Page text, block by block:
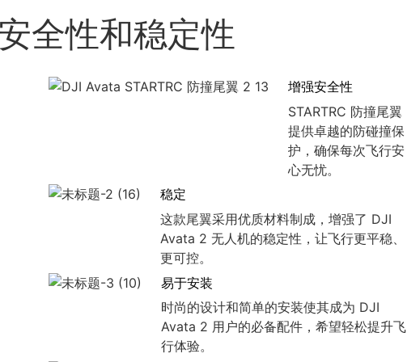
全性和稳定性
增强安全性
STARTRC 防撞尾翼
提供卓越的防碰撞保
护，确保每次飞行安
心无忧。
稳定
这款尾翼采用优质材料制成，增强了 DJI
Avata 2 无人机的稳定性，让飞行更平稳、
更可控。
易于安装
时尚的设计和简单的安装使其成为 DJI
Avata 2 用户的必备配件，希望轻松提升飞
行体验。